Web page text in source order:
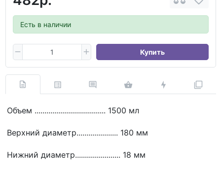
Есть в наличии
Купить
Объем .................................... 1500 мл
Верхний диаметр..................... 180 мм
Нижний диаметр....................... 18 мм